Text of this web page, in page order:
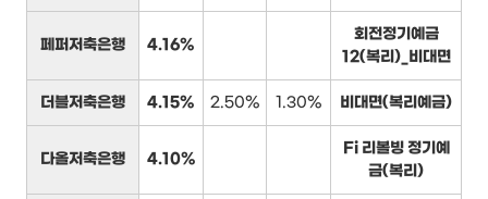
페퍼저축은행 4.16%
회전정기예금
12(복리)_비대면
더블저축은행 4.15% 2.50% 1.30% 비대면(복리예금)
다올저축은행 4.10%
Fi 리볼빙 정기예
금(복리)